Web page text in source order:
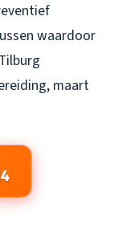
waardoor
maart